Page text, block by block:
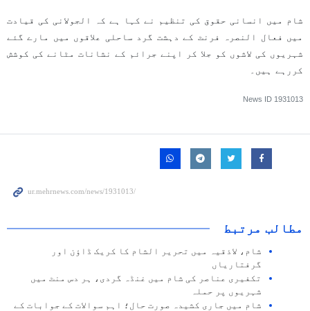
شام میں انسانی حقوق کی تنظیم نے کہا ہے کہ الجولانی کی قیادت
میں فعال النصرہ فرنٹ کے دہشت گرد ساحلی علاقوں میں مارے گئے
شہریوں کی لاشوں کو جلا کر اپنے جرائم کے نشانات مٹانے کی کوشش
کررہے ہیں۔
News ID 1931013
مطالب مرتبط
شام، لاذقیہ میں تحریر الشام کا کریک ڈاؤن اور
گرفتاریاں
تکفیری عناصر کی شام میں غنڈہ گردی، ہر دس منٹ میں
شہریوں پر حملہ
شام میں جاری کشیدہ صورت حال؛ اہم سوالات کے جوابات کے